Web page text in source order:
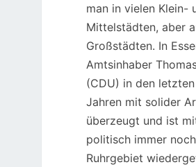
man in vielen Klein-
Mittelstädten, aber
Großstädten. In
Amtsinhaber
(CDU) in den
Jahren mit solider
überzeugt und ist
politisch immer
Ruhrgebiet